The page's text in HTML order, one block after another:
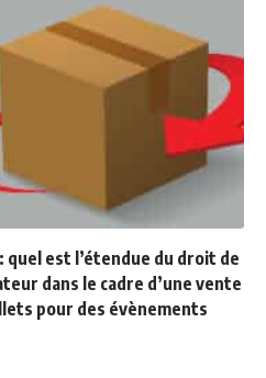
quel est l’étendue du droit de
dans le cadre d’une vente
pour des évènements